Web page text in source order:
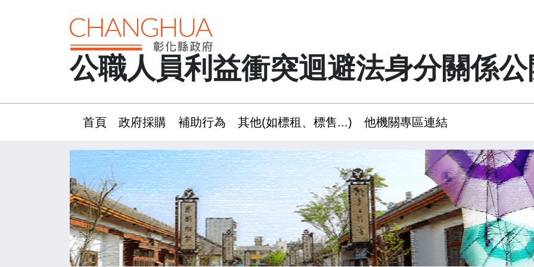
公職人員利益衝突迴避法身分關係
首頁 政府採購 補助行為 其他(如標租、標售...) 他機關專區連結